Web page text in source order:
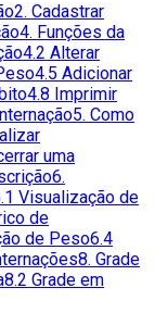
2. Cadastrar
4. Funções da
4.2 Alterar
4.5 Adicionar
4.8 Imprimir
5. Como
uma
6.
Visualização de
de
de Peso6.4
8. Grade
8.2 Grade em